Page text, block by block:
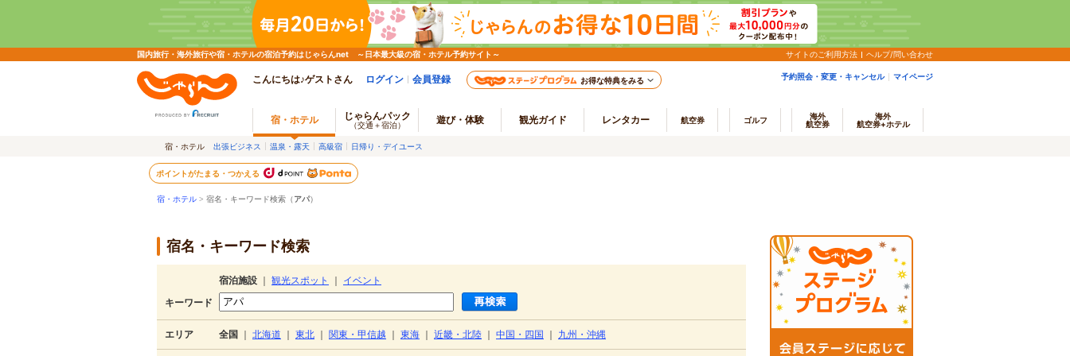
国内旅行・海外旅行や宿・ホテルの宿泊予約はじゃらんnet ～日本最大級の宿・ホテル予約サイト～ サイトのご利用方法 ヘルプ/問い合わせ
こんにちは♪ゲストさん ログイン 会員登録 お得な特典をみる 予約照会・変更・キャンセル マイページ
宿・ホテル じゃらんパック
（交通＋宿泊） 遊び・体験 観光ガイド レンタカー 航空券 ゴルフ
海外
航空券
海外
航空券+ホテル
宿・ホテル 出張ビジネス 温泉・露天 高級宿 日帰り・デイユース
ポイントがたまる・つかえる
宿・ホテル > 宿名・キーワード検索（アパ）
宿名・キーワード検索
宿泊施設 観光スポット
イベント
キーワード
エリア 全国 北海道 東北 関東・甲信越 東海 近畿・北陸 中国・四国 九州・沖縄